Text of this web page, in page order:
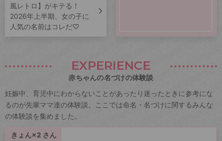
風レトロ】がキテる！
2026年上半期、女の子に
人気の名前はコレだ♡
EXPERIENCE
赤ちゃんの名づけの体験談
妊娠中、育児中にわからないことがあったり迷ったときに参考にな
るのが先輩ママ達の体験談。ここでは命名・名づけに関するみんな
の体験談を集めました。
きょん×2 さん